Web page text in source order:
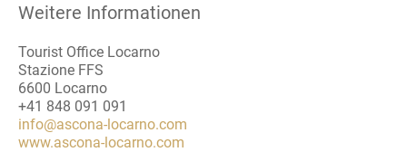
Weitere Informationen
Tourist Office Locarno
Stazione FFS
6600 Locarno
+41 848 091 091
info@ascona-locarno.com
www.ascona-locarno.com